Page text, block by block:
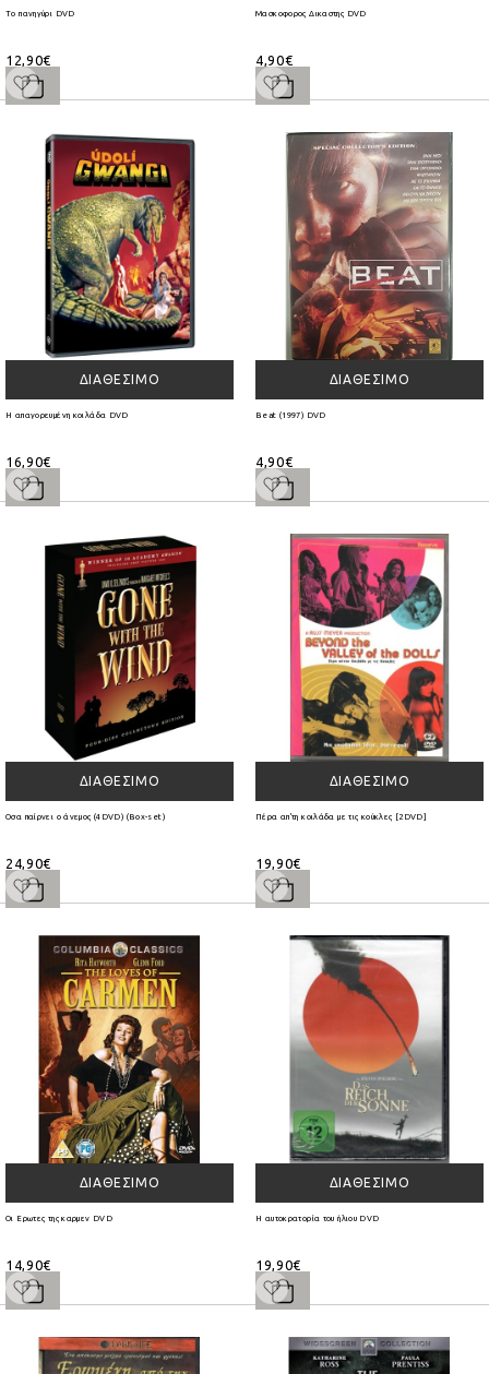
Το πανηγύρι DVD
12,90€
Μασκοφορος Δικαστης DVD
4,90€
ΔΙΑΘΈΣΙΜΟ
Η απαγορευμένη κοιλάδα DVD
16,90€
ΔΙΑΘΈΣΙΜΟ
Beat (1997) DVD
4,90€
ΔΙΑΘΈΣΙΜΟ
Οσα παίρνει ο άνεμος (4DVD) (Box-set)
24,90€
ΔΙΑΘΈΣΙΜΟ
Πέρα απ'τη κοιλάδα με τις κούκλες [2DVD]
19,90€
ΔΙΑΘΈΣΙΜΟ
Οι Ερωτες της καρμεν DVD
14,90€
ΔΙΑΘΈΣΙΜΟ
Η αυτοκρατορία του ήλιου DVD
19,90€